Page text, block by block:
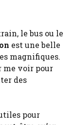
le bus ou le
est une belle
magnifiques.
me voir pour
des
pour